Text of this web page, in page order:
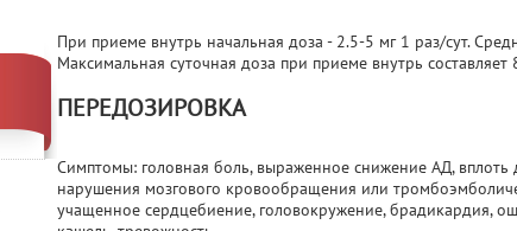
При приеме внутрь начальная доза - 2.5-5 мг 1 раз/сут.
Максимальная суточная доза при приеме внутрь составляет
ПЕРЕДОЗИРОВКА
Симптомы: головная боль, выраженное снижение АД, вплоть
нарушения мозгового кровообращения или
учащенное сердцебиение, головокружение, брадикардия,